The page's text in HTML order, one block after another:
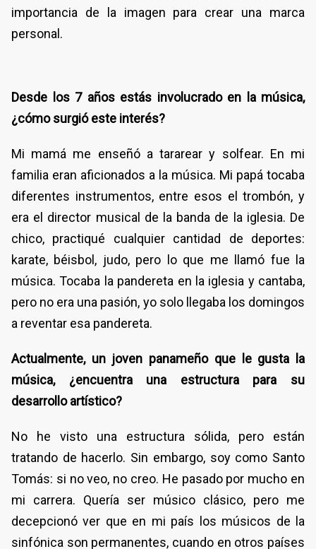
importancia de la imagen para crear una marca
personal.
Desde los 7 años estás involucrado en la música,
¿cómo surgió este interés?
Mi mamá me enseñó a tararear y solfear. En mi
familia eran aficionados a la música. Mi papá tocaba
diferentes instrumentos, entre esos el trombón, y
era el director musical de la banda de la iglesia. De
chico, practiqué cualquier cantidad de deportes:
karate, béisbol, judo, pero lo que me llamó fue la
música. Tocaba la pandereta en la iglesia y cantaba,
pero no era una pasión, yo solo llegaba los domingos
a reventar esa pandereta.
Actualmente, un joven panameño que le gusta la
música, ¿encuentra una estructura para su
desarrollo artístico?
No he visto una estructura sólida, pero están
tratando de hacerlo. Sin embargo, soy como Santo
Tomás: si no veo, no creo. He pasado por mucho en
mi carrera. Quería ser músico clásico, pero me
decepcionó ver que en mi país los músicos de la
sinfónica son permanentes, cuando en otros países